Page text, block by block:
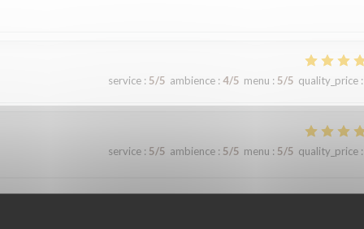
service: 5/5 ambience: 4/5 menu : 5/5 quality_price:
service: 5/5 ambience: 5/5 menu : 5/5 quality_price: